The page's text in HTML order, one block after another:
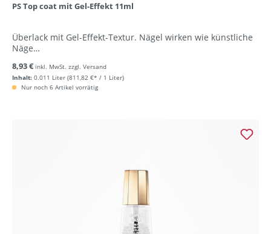
PS Top coat mit Gel-Effekt 11ml
Überlack mit Gel-Effekt-Textur. Nägel wirken wie künstliche
Näge…
Inhalt: 0.011 Liter (811,82 €* / 1 Liter)
8,93 € inkl. MwSt. zzgl. Versand
Nur noch 6 Artikel vorrätig